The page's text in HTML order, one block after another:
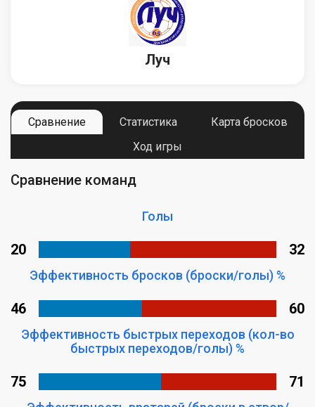
Луч
Сравнение Статистика
Карта бросков
Ход игры
Сравнение команд
Голы
20 32
Эффективность бросков (броски/голы) %
46 60
Эффективность быстрых переходов (кол-во
быстрых переходов/голы) %
75 71